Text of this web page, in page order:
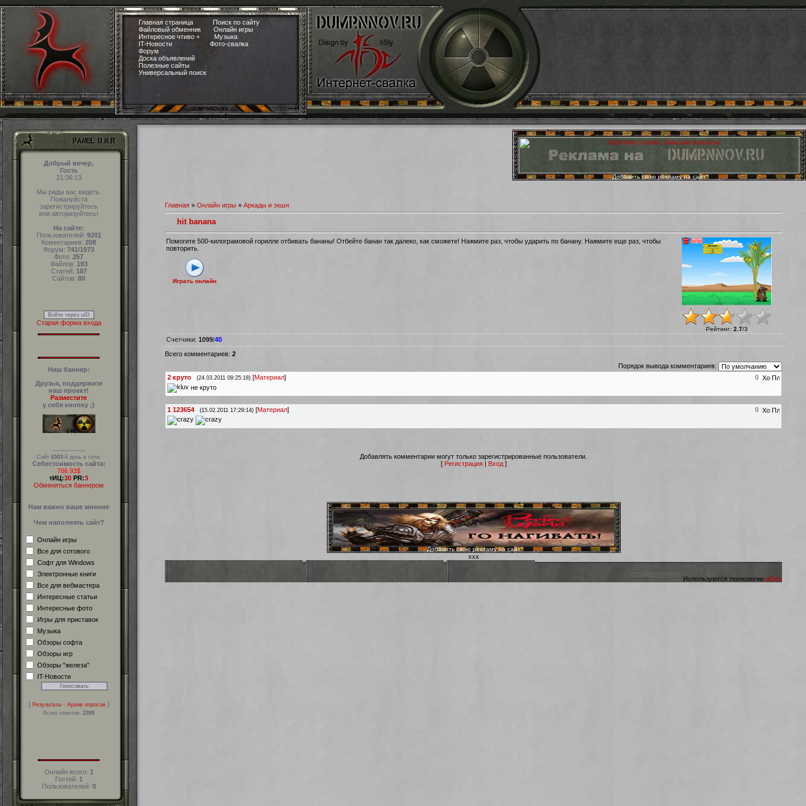
Главная страница
Поиск по сайту
Файловый обменник
Онлайн игры
Интересное чтиво +
Музыка
IT-Новости
Фото-свалка
Форум
Доска объявлений
Полезные сайты
Универсальный поиск
Добрый вечер,
Гость
21:36:14
Мы рады вас видеть.
Пожалуйста
зарегистрируйтесь
или авторизуйтесь!
На сайте:
Пользователей: 9201
Коментариев: 208
Форум: 741/1973
Фото: 257
Файлов: 193
Статей: 187
Сайтов: 80
Войти через uID
Старая форма входа
Наш баннер:
Друзья, поддержите
наш проект!
Разместите
у себя кнопку ;)
--------------
Сайт 6503-й день в сети.
Себестоимость сайта:
786.93$
тИЦ:30 PR:3
Обменяться баннером
Нам важно ваше мнение
Чем наполнять сайт?
Онлайн игры
Все для сотового
Софт для Windows
Электронные книги
Все для вебмастера
Интересные статьи
Интересные фото
Игры для приставок
Музыка
Обзоры софта
Обзоры игр
Обзоры "железа"
IT-Новости
[ Результаты· Архив опросов]
Всего ответов: 2395
Онлайн всего: 1
Гостей: 1
Пользователей: 0
Добавить свою рекламу на сайт
Главная » Онлайн игры » Аркады и экшн
hit banana
Помогите 500-килограмовой горилле отбивать бананы! Отбейте банан так далеко, как сможете! Нажмите раз, чтобы ударить по банану. Нажмите еще раз, чтобы
повторить.
Играть онлайн
Рейтинг: 2.7/3
Счетчики: 1099/40
Всего комментариев: 2
Порядок вывода комментариев:
0
2 круто (24.03.2011 09:25:18) [Материал]
не круто
0
1 123654 (15.02.2011 17:29:14) [Материал]
Добавлять комментарии могут только зарегистрированные пользователи.
[ Регистрация| Вход]
Добавить свою рекламу на сайт
ххх
Используются технологии uCoz